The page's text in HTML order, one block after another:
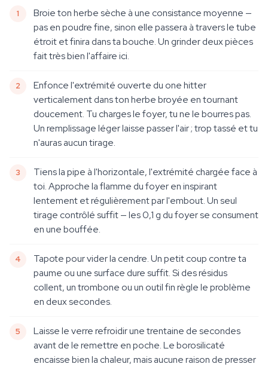
Broie ton herbe sèche à une consistance moyenne —
pas en poudre fine, sinon elle passera à travers le tube
étroit et finira dans ta bouche. Un grinder deux pièces
fait très bien l'affaire ici.
Enfonce l'extrémité ouverte du one hitter
verticalement dans ton herbe broyée en tournant
doucement. Tu charges le foyer, tu ne le bourres pas.
Un remplissage léger laisse passer l'air ; trop tassé et tu
n'auras aucun tirage.
Tiens la pipe à l'horizontale, l'extrémité chargée face à
toi. Approche la flamme du foyer en inspirant
lentement et régulièrement par l'embout. Un seul
tirage contrôlé suffit — les 0,1 g du foyer se consument
en une bouffée.
Tapote pour vider la cendre. Un petit coup contre ta
paume ou une surface dure suffit. Si des résidus
collent, un trombone ou un outil fin règle le problème
en deux secondes.
Laisse le verre refroidir une trentaine de secondes
avant de le remettre en poche. Le borosilicaté
encaisse bien la chaleur, mais aucune raison de presser